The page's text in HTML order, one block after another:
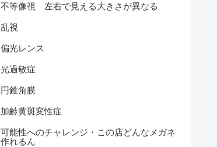
不等像視 左右で見える大きさが異なる
乱視
偏光レンス
光過敏症
円錐角膜
加齢黄斑変性症
可能性へのチャレンジ・この店どんなメガネ
作れるん